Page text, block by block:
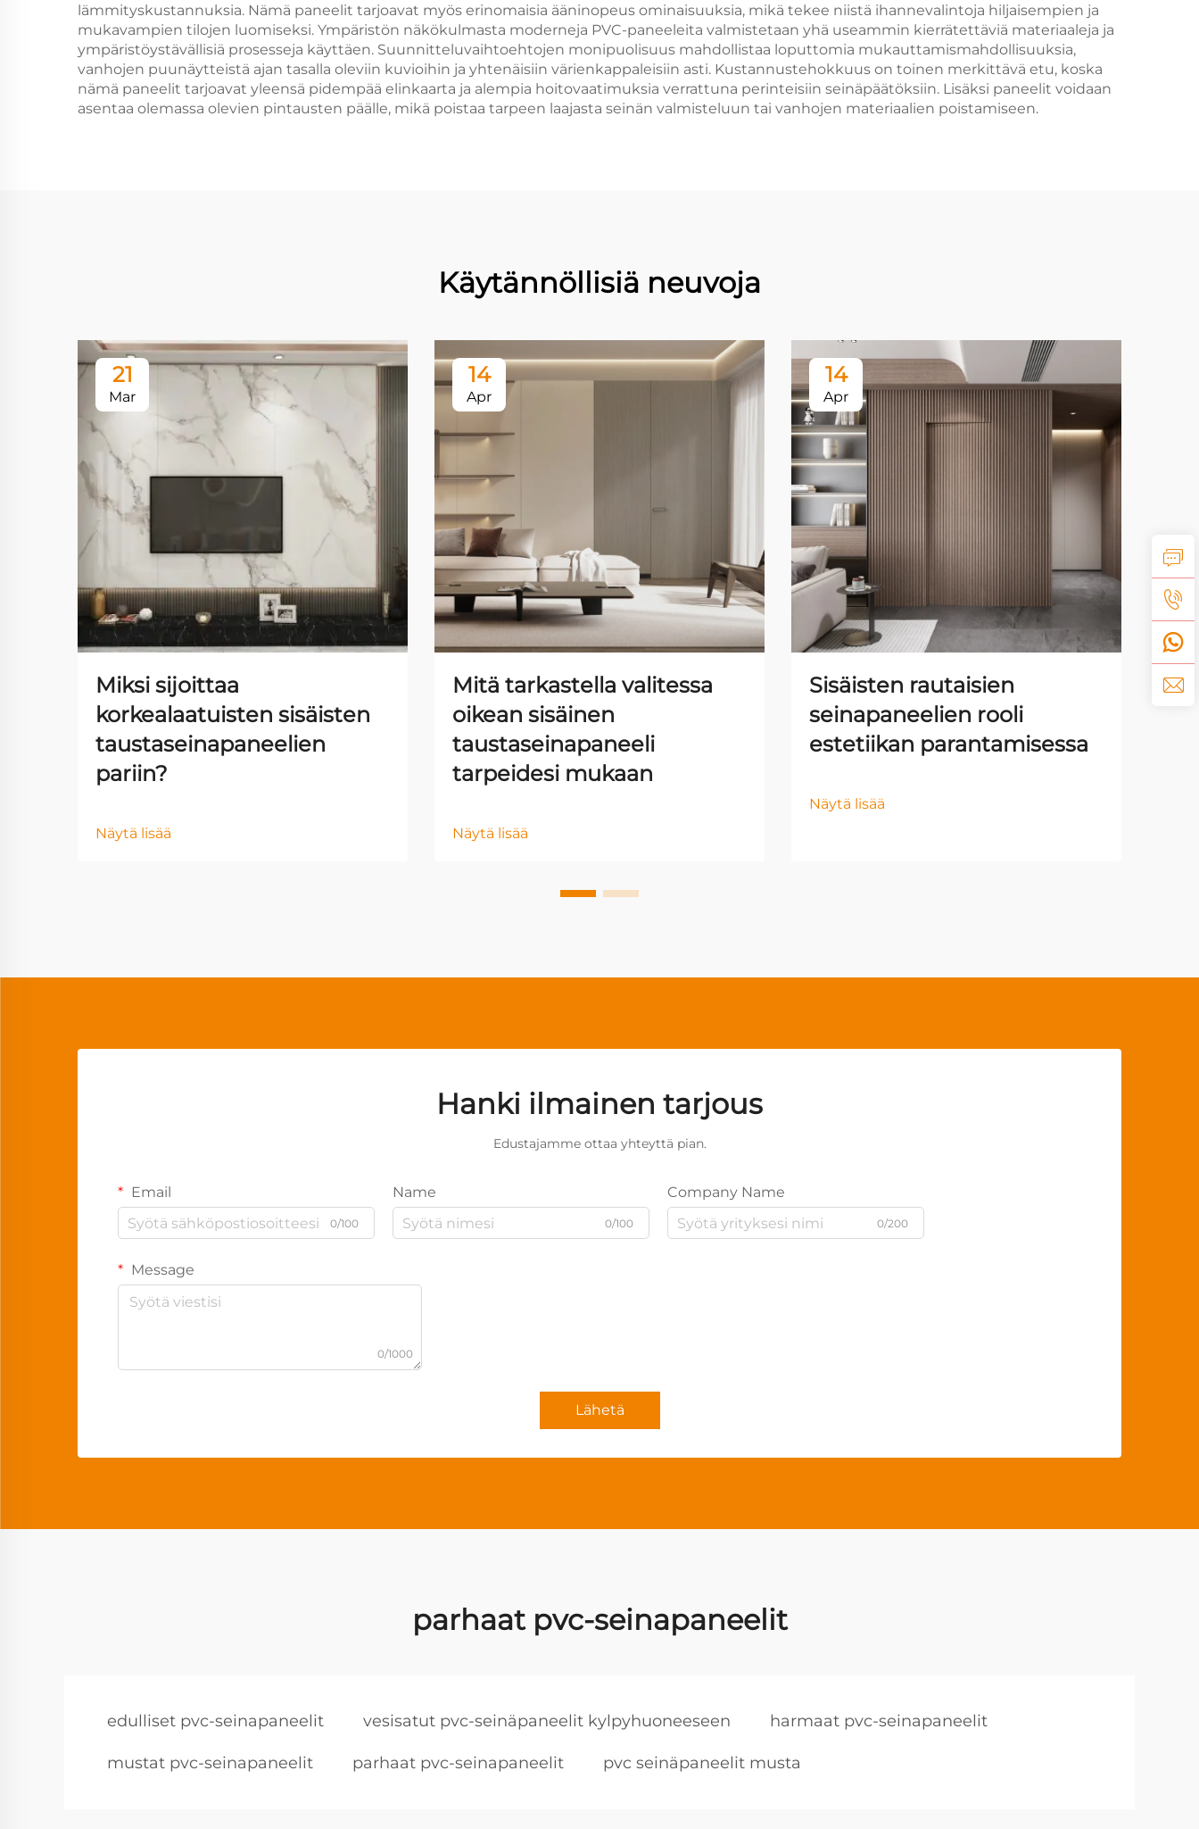
lämmityskustannuksia. Nämä paneelit tarjoavat myös erinomaisia ääninopeus ominaisuuksia, mikä tekee niistä ihannevalintoja hiljaisempien ja
mukavampien tilojen luomiseksi. Ympäristön näkökulmasta moderneja PVC-paneeleita valmistetaan yhä useammin kierrätettäviä materiaaleja ja
ympäristöystävällisiä prosesseja käyttäen. Suunnitteluvaihtoehtojen monipuolisuus mahdollistaa loputtomia mukauttamismahdollisuuksia,
vanhojen puunäytteistä ajan tasalla oleviin kuvioihin ja yhtenäisiin värienkappaleisiin asti. Kustannustehokkuus on toinen merkittävä etu, koska
nämä paneelit tarjoavat yleensä pidempää elinkaarta ja alempia hoitovaatimuksia verrattuna perinteisiin seinäpäätöksiin. Lisäksi paneelit voidaan
asentaa olemassa olevien pintausten päälle, mikä poistaa tarpeen laajasta seinän valmisteluun tai vanhojen materiaalien poistamiseen.
Käytännöllisiä neuvoja
21
Mar
Miksi sijoittaa
korkealaatuisten sisäisten
taustaseinapaneelien
pariin?
Näytä lisää
14
Apr
Mitä tarkastella valitessa
oikean sisäinen
taustaseinapaneeli
tarpeidesi mukaan
Näytä lisää
14
Apr
Sisäisten rautaisien
seinapaneelien rooli
estetiikan parantamisessa
Näytä lisää
Hanki ilmainen tarjous
Edustajamme ottaa yhteyttä pian.
Email
0/100
Name
0/100
Company Name
0/200
Message
0/1000
Lähetä
parhaat pvc-seinapaneelit
edulliset pvc-seinapaneelit vesisatut pvc-seinäpaneelit kylpyhuoneeseen harmaat pvc-seinapaneelit
mustat pvc-seinapaneelit parhaat pvc-seinapaneelit pvc seinäpaneelit musta